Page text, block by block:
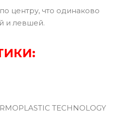
центру, что одинаково
и левшей.
TECHNOLOGY